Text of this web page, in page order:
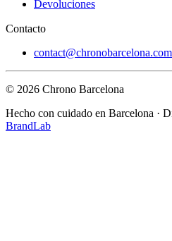
Devoluciones
Contacto
contact@chronobarcelona.com
© 2026 Chrono Barcelona
Hecho con cuidado en Barcelona ·
BrandLab